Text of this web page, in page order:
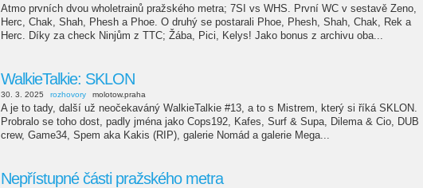
Atmo prvních dvou wholetrainů pražského metra; 7SI vs WHS. První WC v sestavě Zeno,
Herc, Chak, Shah, Phesh a Phoe. O druhý se postarali Phoe, Phesh, Shah, Chak, Rek a
Herc. Díky za check Ninjům z TTC; Žába, Pici, Kelys! Jako bonus z archivu oba...
WalkieTalkie: SKLON
30. 3. 2025 rozhovory molotow.praha
A je to tady, další už neočekaváný WalkieTalkie #13, a to s Mistrem, který si říká SKLON.
Probralo se toho dost, padly jména jako Cops192, Kafes, Surf & Supa, Dilema & Cio, DUB
crew, Game34, Spem aka Kakis (RIP), galerie Nomád a galerie Mega...
Nepřístupné části pražského metra